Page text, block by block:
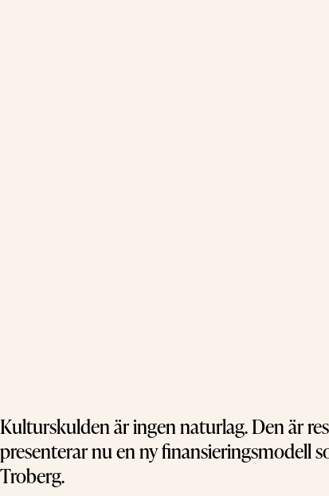
Kulturskulden är ingen naturlag. Den är
presenterar nu en ny finansieringsmodell
Troberg.